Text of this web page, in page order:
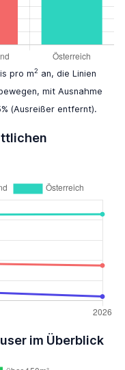
pro m2 an, die Linien
mit Ausnahme
(Ausreißer entfernt).
im Überblick